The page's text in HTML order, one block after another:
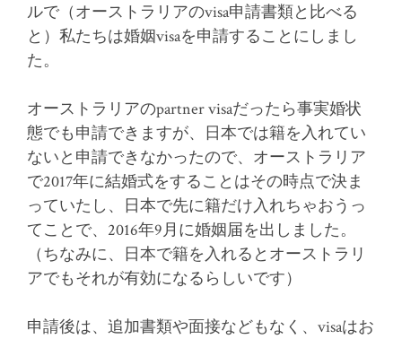
ルで（オーストラリアのvisa申請書類と比べる
と）私たちは婚姻visaを申請することにしまし
た。
オーストラリアのpartner visaだったら事実婚状
態でも申請できますが、日本では籍を入れてい
ないと申請できなかったので、オーストラリア
で2017年に結婚式をすることはその時点で決ま
っていたし、日本で先に籍だけ入れちゃおうっ
てことで、2016年9月に婚姻届を出しました。
（ちなみに、日本で籍を入れるとオーストラリ
アでもそれが有効になるらしいです）
申請後は、追加書類や面接などもなく、visaはお